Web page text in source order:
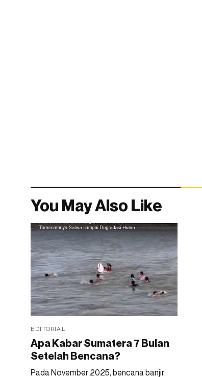
You May Also Like
EDITORIAL
Apa Kabar Sumatera 7 Bulan
Setelah Bencana?
Pada November 2025, bencana banjir